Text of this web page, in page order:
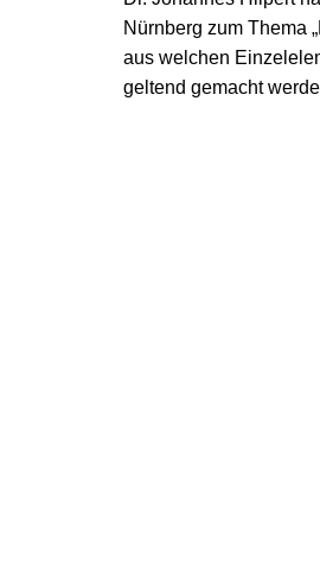
Nürnberg zum Thema
aus welchen
geltend gemacht